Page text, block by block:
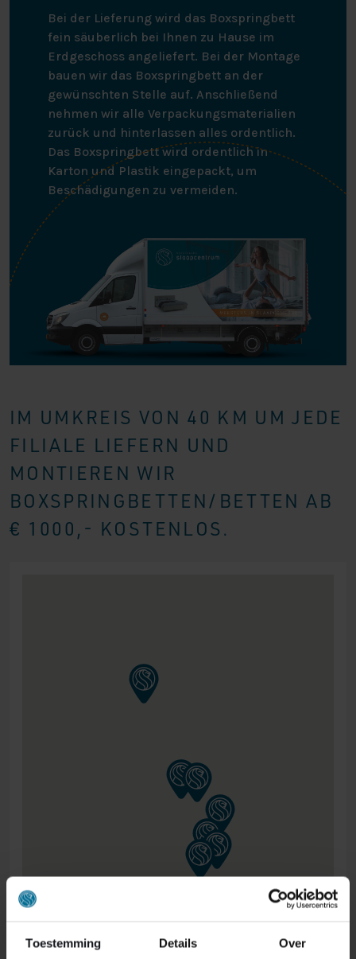
Toestemming Details Over
Bei der Lieferung wird das Boxspringbett
fein säuberlich bei Ihnen zu Hause im
Erdgeschoss angeliefert. Bei der Montage
bauen wir das Boxspringbett an der
gewünschten Stelle auf. Anschließend
nehmen wir alle Verpackungsmaterialien
zurück und hinterlassen alles ordentlich.
Das Boxspringbett wird ordentlich in
Karton und Plastik eingepackt, um
Beschädigungen zu vermeiden.
IM UMKREIS VON 40 KM UM JEDE
FILIALE LIEFERN UND
MONTIEREN WIR
BOXSPRINGBETTEN/BETTEN AB
€ 1000,- KOSTENLOS.
ONS RETOURBELEID